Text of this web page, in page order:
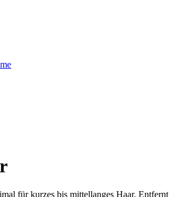
für kurzes bis mittellanges Haar. Entfernt